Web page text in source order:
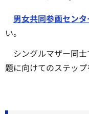
男女共同参画セン
い。
シングルマザー同
題に向けてのステップ